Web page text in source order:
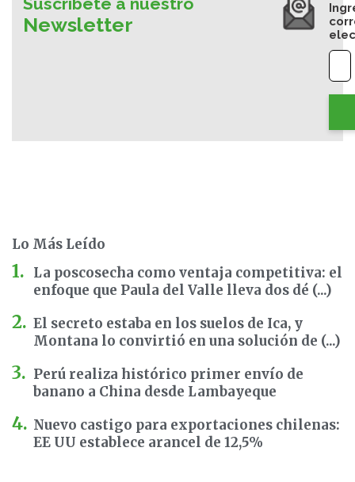
Newsletter
Lo Más Leído
La poscosecha como ventaja competitiva: el
enfoque que Paula del Valle lleva dos dé (...)
El secreto estaba en los suelos de Ica, y
Montana lo convirtió en una solución de (...)
Perú realiza histórico primer envío de
banano a China desde Lambayeque
Nuevo castigo para exportaciones chilenas:
EE UU establece arancel de 12,5%